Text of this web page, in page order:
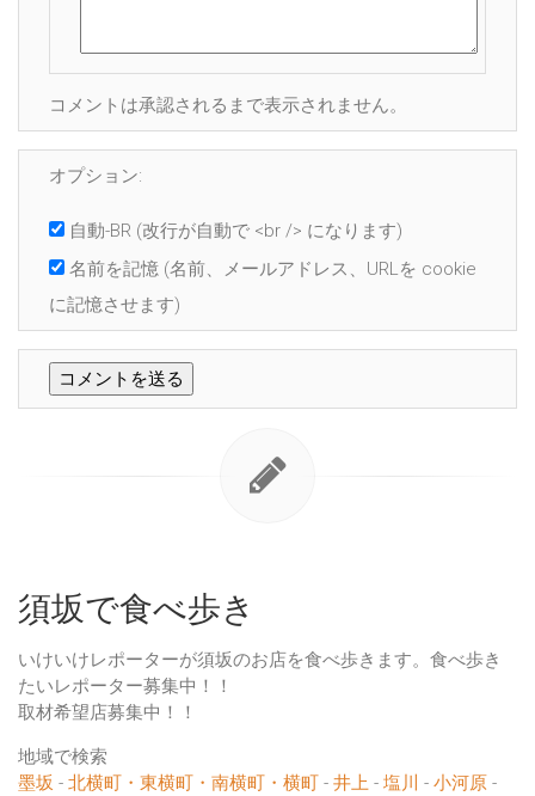
コメントは承認されるまで表示されません。
オプション:
自動-BR (改行が自動で <br /> になります)
名前を記憶 (名前、メールアドレス、URLを cookie
に記憶させます)
須坂で食べ歩き
いけいけレポーターが須坂のお店を食べ歩きます。食べ歩き
たいレポーター募集中！！
取材希望店募集中！！
地域で検索
墨坂 - 北横町・東横町・南横町・横町 - 井上 - 塩川 - 小河原 -